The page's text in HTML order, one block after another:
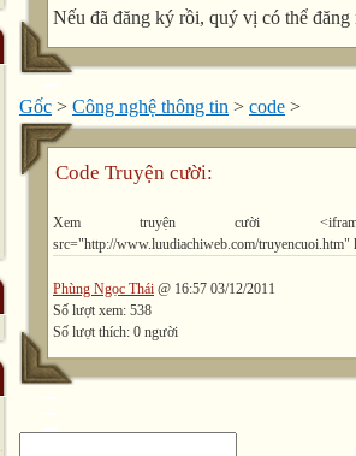
Nếu đã đăng ký rồi, quý vị có thể đăng
Gốc > Công nghệ thông tin > code >
Code Truyện cười:
Xem truyện cười <iframe
src="http://www.luudiachiweb.com/
Phùng Ngọc Thái @ 16:57 03/12/2011
Số lượt xem: 538
Số lượt thích: 0 người